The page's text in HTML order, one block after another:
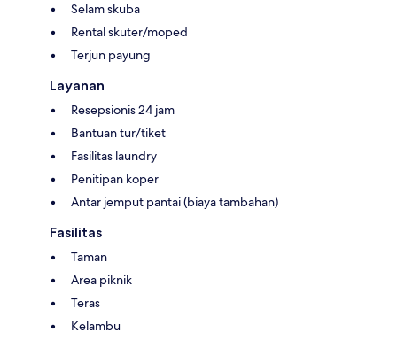
Selam skuba
Rental skuter/moped
Terjun payung
Layanan
Resepsionis 24 jam
Bantuan tur/tiket
Fasilitas laundry
Penitipan koper
Antar jemput pantai (biaya tambahan)
Fasilitas
Taman
Area piknik
Teras
Kelambu